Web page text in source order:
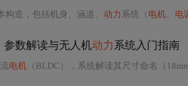
造，包括机身、涵道、 动力 系统（ 电机、 电
参数解读与无人机动力系统入门指南
电机 （BLDC），系统解读其尺寸命名（